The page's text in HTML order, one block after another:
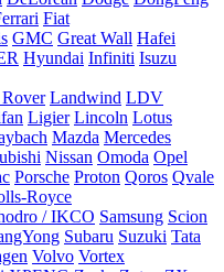
Fiat
GMC Great Wall Hafei
Hyundai Infiniti Isuzu
Landwind LDV
Ligier Lincoln Lotus
Mazda Mercedes
Nissan Omoda Opel
Porsche Proton Qoros Qvale
Royce
/ IKCO Samsung Scion
Subaru Suzuki Tata
Volvo Vortex